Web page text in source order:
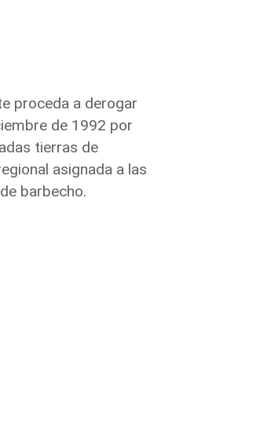
proceda a derogar
de 1992 por
tierras de
asignada a las
barbecho.